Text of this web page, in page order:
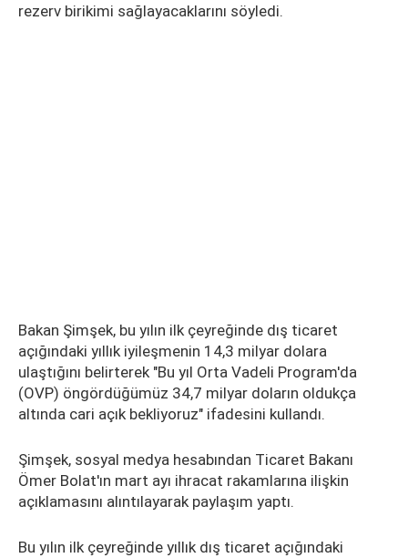
rezerv birikimi sağlayacaklarını söyledi.
Bakan Şimşek, bu yılın ilk çeyreğinde dış ticaret
açığındaki yıllık iyileşmenin 14,3 milyar dolara
ulaştığını belirterek "Bu yıl Orta Vadeli Program'da
(OVP) öngördüğümüz 34,7 milyar doların oldukça
altında cari açık bekliyoruz" ifadesini kullandı.
Şimşek, sosyal medya hesabından Ticaret Bakanı
Ömer Bolat'ın mart ayı ihracat rakamlarına ilişkin
açıklamasını alıntılayarak paylaşım yaptı.
Bu yılın ilk çeyreğinde yıllık dış ticaret açığındaki